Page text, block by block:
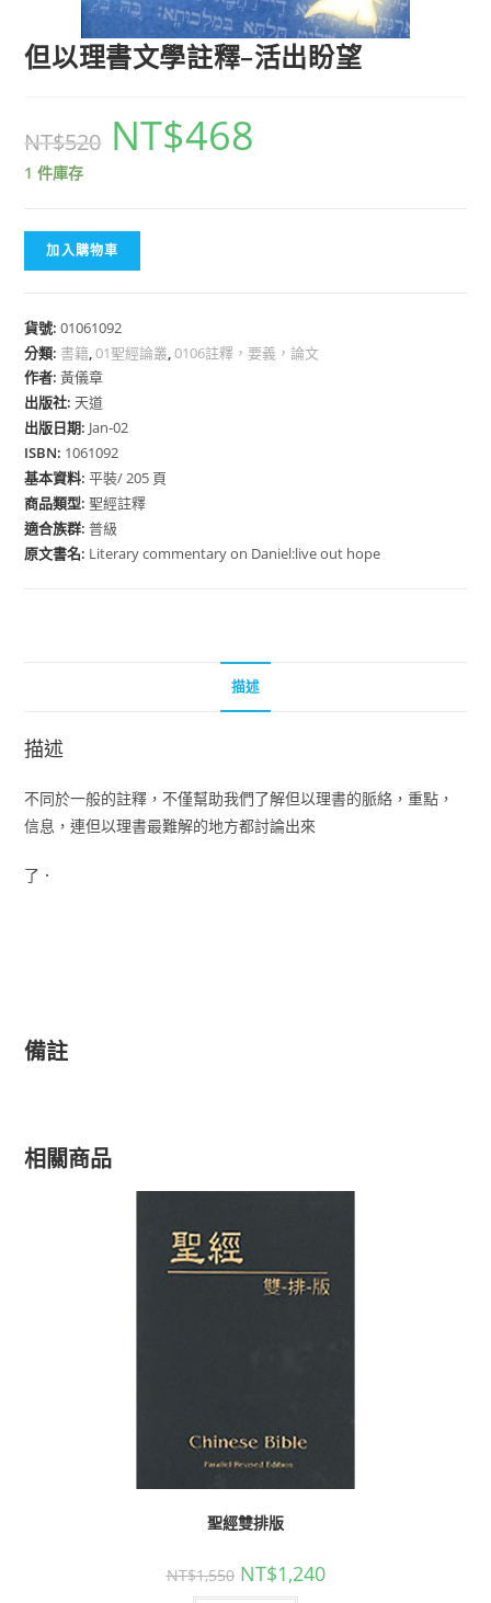
但以理書文學註釋–活出盼望
NT$520 NT$468
1 件庫存
加入購物車
貨號:01061092
分類: 書籍,01聖經論叢,0106註釋，要義，論文
作者:黃儀章
出版社:天道
出版日期: Jan-02
ISBN: 1061092
基本資料:平裝/ 205 頁
商品類型:聖經註釋
適合族群:普級
原文書名: Literary commentary on Daniel:live out hope
描述
描述
不同於一般的註釋，不僅幫助我們了解但以理書的脈絡，重點，
信息，連但以理書最難解的地方都討論出來
了．
備註
相關商品
聖經雙排版
NT$1,550 NT$1,240